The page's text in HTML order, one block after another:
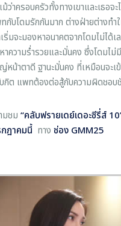
ว่าครอบครัวทั้งทางเขาและเธอ
กับโดมรักกันมาก ต่างฝ่ายต่างท
มจะมองหาอนาคตจากโดมไม่ได้
าความร่ำรวยและมั่นคง ซึ่งโดม
หน้าตาดี ฐานะมั่นคง ที่เหมือนจะ
กิต แพทต้องต่อสู้กับความผิดชอบชั่
ชม “คลับฟรายเดย์เดอะซีรี่ส์
ฎาคมนี้ ทาง ช่อง GMM25